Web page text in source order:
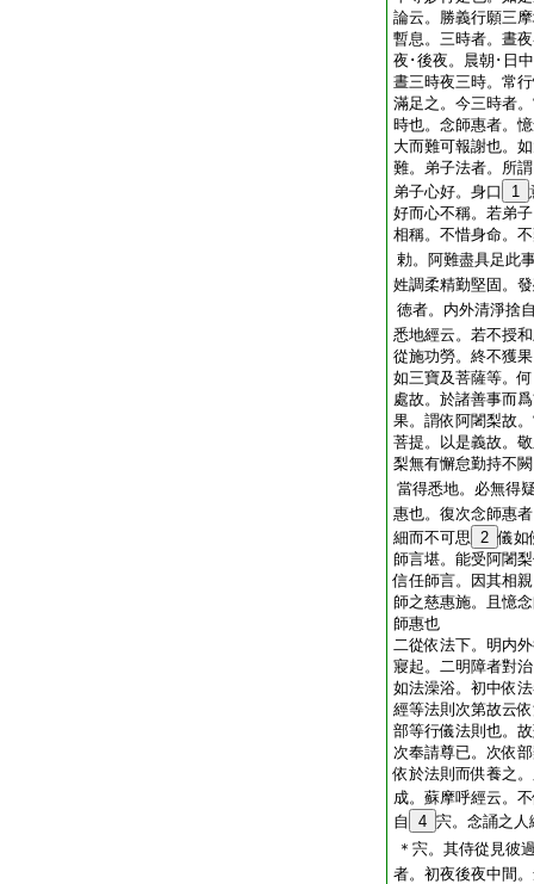
論云。勝義行願三
暫息。三時者。晝
夜･後夜。晨朝･日
晝三時夜三時。常
滿足之。今三時者
時也。念師惠者。
大而難可報謝也。
難。弟子法者。所
弟子心好。身口
1
好而心不稱。若弟
相稱。不惜身命。
勅。阿難盡具足此
姓調柔精勤堅固。
徳者。内外清淨捨
悉地經云。若不授
從施功勞。終不獲
如三寶及菩薩等。
處故。於諸善事而
果。謂依阿闍梨故
菩提。以是義故。
梨無有懈怠勤持不
當得悉地。必無得
惠也。復次念師惠
細而不可思 2 儀如
師言堪。能受阿闍
信任師言。因其相
師之慈惠施。且憶
師惠也
二從依法下。明内
寢起。二明障者對
如法澡浴。初中依
經等法則次第故云
部等行儀法則也。
次奉請尊已。次依
依於法則而供養之
成。蘇摩呼經云。
自
4 宍。念誦之人
＊宍。其侍從見彼
者。初夜後夜中間